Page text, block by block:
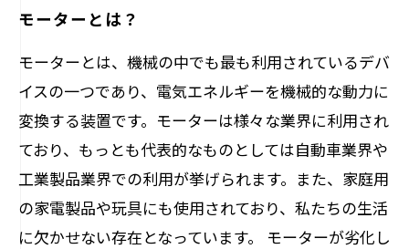
モーターとは？
モーターとは、機械の中でも最も利用されているデバ
イスの一つであり、電気エネルギーを機械的な動力に
変換する装置です。モーターは様々な業界に利用され
ており、もっとも代表的なものとしては自動車業界や
工業製品業界での利用が挙げられます。また、家庭用
の家電製品や玩具にも使用されており、私たちの生活
に欠かせない存在となっています。 モーターが劣化し